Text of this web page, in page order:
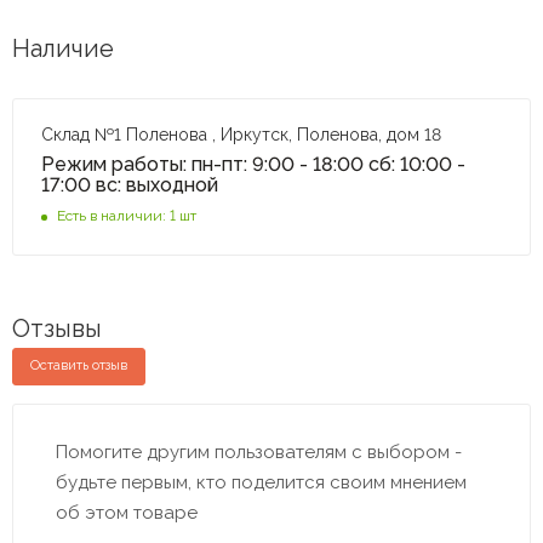
Наличие
Склад №1 Поленова , Иркутск, Поленова, дом 18
Режим работы: пн-пт: 9:00 - 18:00 сб: 10:00 -
17:00 вс: выходной
Есть в наличии: 1 шт
Отзывы
Оставить отзыв
Помогите другим пользователям с выбором -
будьте первым, кто поделится своим мнением
об этом товаре